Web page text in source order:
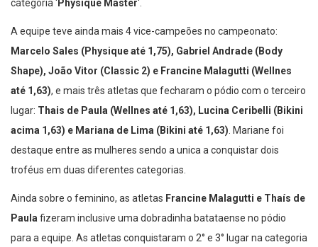
categoria ‘ Physique Master ‘.
A equipe teve ainda mais 4 vice-campeões no campeonato:
Marcelo Sales (Physique até 1,75), Gabriel Andrade (Body
Shape), João Vitor (Classic 2) e Francine Malagutti (Wellnes
até 1,63), e mais três atletas que fecharam o pódio com o terceiro
lugar: Thais de Paula (Wellnes até 1,63), Lucina Ceribelli (Bikini
acima 1,63) e Mariana de Lima (Bikini até 1,63). Mariane foi
destaque entre as mulheres sendo a unica a conquistar dois
troféus em duas diferentes categorias.
Ainda sobre o feminino, as atletas Francine Malagutti e Thaís de
Paula fizeram inclusive uma dobradinha batataense no pódio
para a equipe. As atletas conquistaram o 2° e 3° lugar na categoria